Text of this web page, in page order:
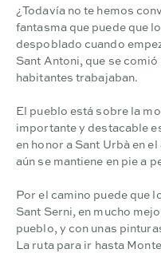
¿Todavía no te hemos
fantasma que puede que
despoblado cuando
Sant Antoni, que se
habitantes trabajaban.
El pueblo está sobre la
importante y destacable
en honor a Sant Urbà en
aún se mantiene en pie a
Por el camino puede que
Sant Serni, en mucho
pueblo, y con unas
La ruta para ir hasta